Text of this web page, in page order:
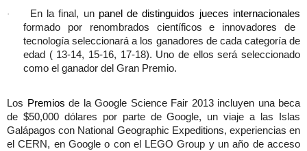
· En la final, un panel de distinguidos jueces internacionales
formado por renombrados científicos e innovadores de
tecnología seleccionará a los ganadores de cada categoría de
edad ( 13-14, 15-16, 17-18). Uno de ellos será seleccionado
como el ganador del Gran Premio.
Los Premios de la Google Science Fair 2013 incluyen una beca
de $50,000 dólares por parte de Google, un viaje a las Islas
Galápagos con National Geographic Expeditions, experiencias en
el CERN, en Google o con el LEGO Group y un año de acceso